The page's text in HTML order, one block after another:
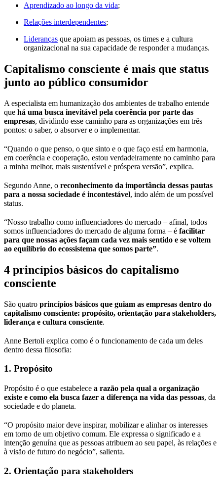
Aprendizado ao longo da vida;
Relações interdependentes;
Lideranças que apoiam as pessoas, os times e a cultura
organizacional na sua capacidade de responder a mudanças.
Capitalismo consciente é mais que status
junto ao público consumidor
A especialista em humanização dos ambientes de trabalho entende
que há uma busca inevitável pela coerência por parte das
empresas, dividindo esse caminho para as organizações em três
pontos: o saber, o absorver e o implementar.
“Quando o que penso, o que sinto e o que faço está em harmonia,
em coerência e cooperação, estou verdadeiramente no caminho para
a minha melhor, mais sustentável e próspera versão”, explica.
Segundo Anne, o reconhecimento da importância dessas pautas
para a nossa sociedade é incontestável, indo além de um possível
status.
“Nosso trabalho como influenciadores do mercado – afinal, todos
somos influenciadores do mercado de alguma forma – é facilitar
para que nossas ações façam cada vez mais sentido e se voltem
ao equilíbrio do ecossistema que somos parte”.
4 princípios básicos do capitalismo
consciente
São quatro princípios básicos que guiam as empresas dentro do
capitalismo consciente: propósito, orientação para stakeholders,
liderança e cultura consciente.
Anne Bertoli explica como é o funcionamento de cada um deles
dentro dessa filosofia:
1. Propósito
Propósito é o que estabelece a razão pela qual a organização
existe e como ela busca fazer a diferença na vida das pessoas, da
sociedade e do planeta.
“O propósito maior deve inspirar, mobilizar e alinhar os interesses
em torno de um objetivo comum. Ele expressa o significado e a
intenção genuína que as pessoas atribuem ao seu papel, às relações e
à visão de futuro do negócio”, salienta.
2. Orientação para stakeholders